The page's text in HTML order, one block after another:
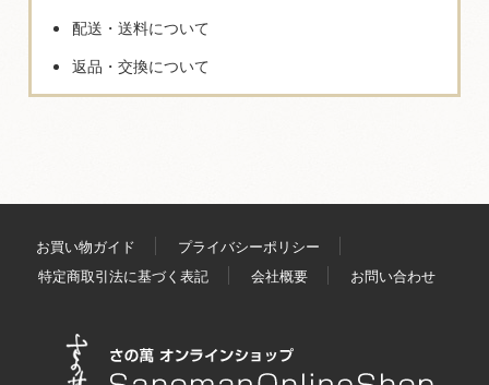
配送・送料について
返品・交換について
お買い物ガイド
プライバシーポリシー
特定商取引法に基づく表記
会社概要 お問い合わせ